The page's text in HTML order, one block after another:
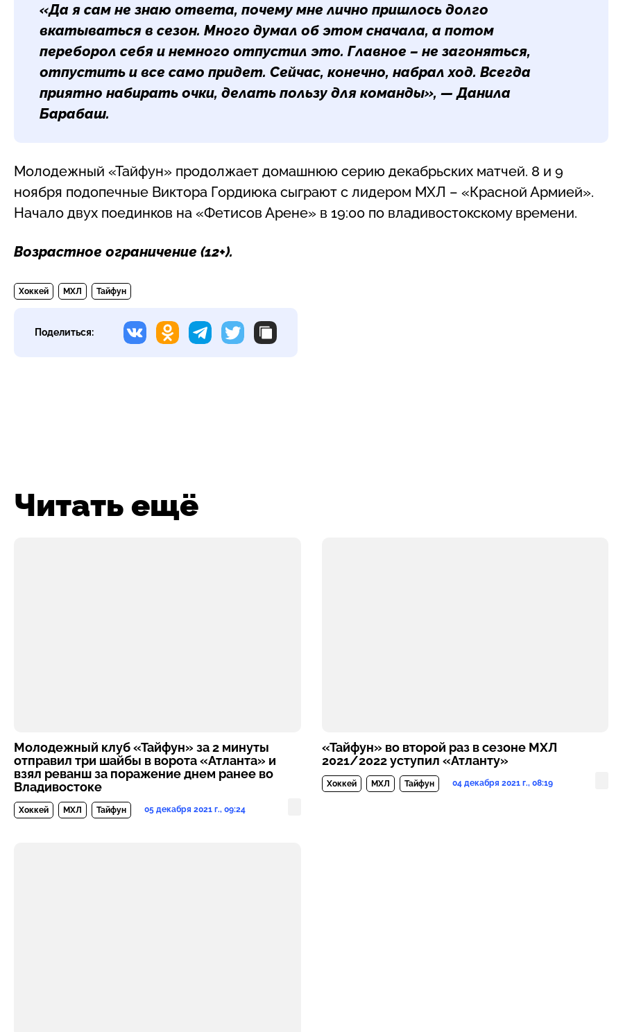
«Да я сам не знаю ответа, почему мне лично пришлось долго
вкатываться в сезон. Много думал об этом сначала, а потом
переборол себя и немного отпустил это. Главное – не загоняться,
отпустить и все само придет. Сейчас, конечно, набрал ход. Всегда
приятно набирать очки, делать пользу для команды», — Данила
Барабаш.
Молодежный «Тайфун» продолжает домашнюю серию декабрьских матчей. 8 и 9
ноября подопечные Виктора Гордиюка сыграют с лидером МХЛ – «Красной Армией».
Начало двух поединков на «Фетисов Арене» в 19:00 по владивостокскому времени.
Возрастное ограничение (12+).
Хоккей МХЛ Тайфун
Поделиться:
Читать ещё
Молодежный клуб «Тайфун» за 2 минуты
отправил три шайбы в ворота «Атланта» и
взял реванш за поражение днем ранее во
Владивостоке
Хоккей МХЛ Тайфун 05 декабря 2021 г., 09:24
«Тайфун» во второй раз в сезоне МХЛ
2021/2022 уступил «Атланту»
Хоккей МХЛ Тайфун 04 декабря 2021 г., 08:19